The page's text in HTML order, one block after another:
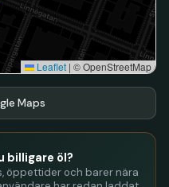
Leaflet | © OpenStreetMap
Maps
billigare öl?
öppettider och barer nära